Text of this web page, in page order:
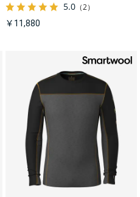
5.0（2）
￥11,880